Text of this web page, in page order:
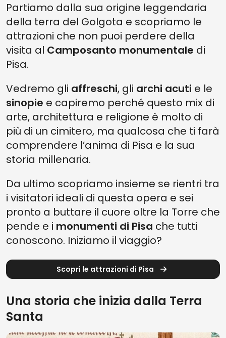
Partiamo dalla sua origine leggendaria
della terra del Golgota e scopriamo le
attrazioni che non puoi perdere della
visita al Camposanto monumentale di
Pisa.
Vedremo gli affreschi, gli archi acuti e le
sinopie e capiremo perché questo mix di
arte, architettura e religione è molto di
più di un cimitero, ma qualcosa che ti farà
comprendere l’anima di Pisa e la sua
storia millenaria.
Da ultimo scopriamo insieme se rientri tra
i visitatori ideali di questa opera e sei
pronto a buttare il cuore oltre la Torre che
pende e i monumenti di Pisa che tutti
conoscono. Iniziamo il viaggio?
Scopri le attrazioni di Pisa
Una storia che inizia dalla Terra
Santa